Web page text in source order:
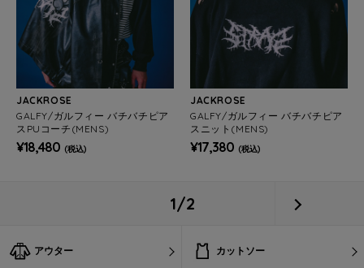
JACKROSE
GALFY/ガルフィー バチバチピア
スPUコーチ(MENS)
¥18,480 (税込)
JACKROSE
GALFY/ガルフィー バチバチピア
スニット(MENS)
¥17,380 (税込)
1/2
アウター カットソー